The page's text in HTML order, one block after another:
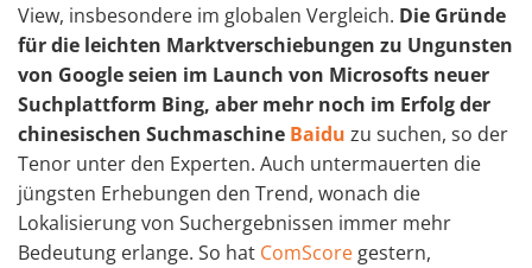
View, insbesondere im globalen Vergleich. Die Gründe
für die leichten Marktverschiebungen zu Ungunsten
von Google seien im Launch von Microsofts neuer
Suchplattform Bing, aber mehr noch im Erfolg der
chinesischen Suchmaschine Baidu zu suchen, so der
Tenor unter den Experten. Auch untermauerten die
jüngsten Erhebungen den Trend, wonach die
Lokalisierung von Suchergebnissen immer mehr
Bedeutung erlange. So hat ComScore gestern,